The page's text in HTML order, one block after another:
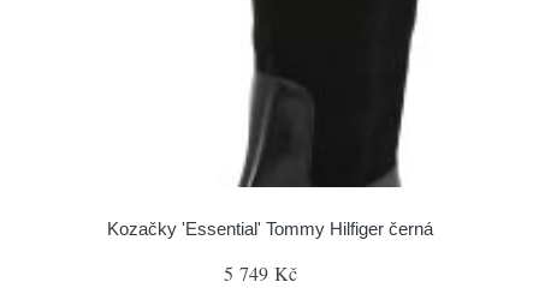
Kozačky 'Essential' Tommy Hilfiger černá
5 749 Kč